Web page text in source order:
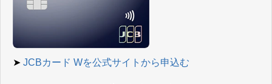
➤ JCBカード Wを公式サイトから申込む